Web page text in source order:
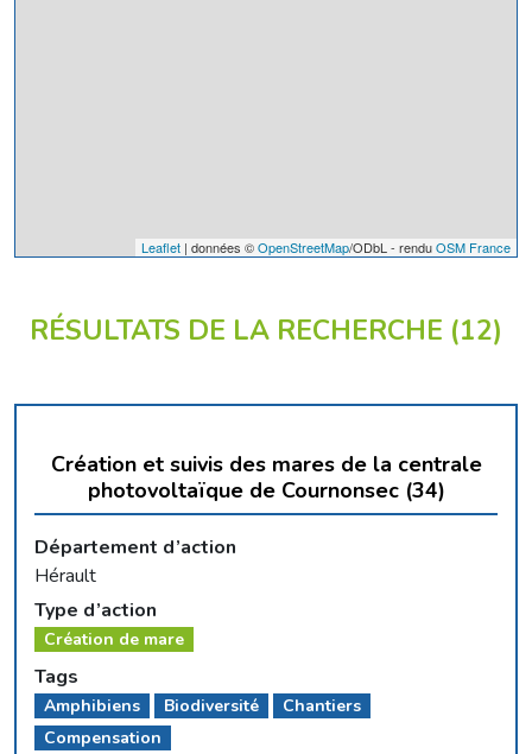
Leaflet | données ©OpenStreetMap/ODbL - renduOSM France
RÉSULTATS DE LA RECHERCHE (12)
Création et suivis des mares de la centrale
photovoltaïque de Cournonsec (34)
Département d’action
Hérault
Type d’action
Création de mare
Tags
Amphibiens Biodiversité
Chantiers
Compensation